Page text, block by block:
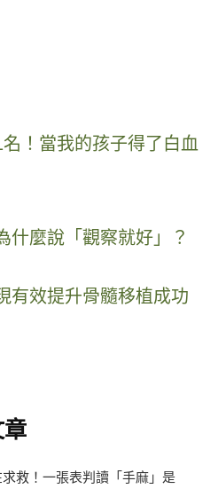
！當我的孩子得了白血
什麼說「觀察就好」？
有效提升骨髓移植成功
救！一張表判讀「手麻」是